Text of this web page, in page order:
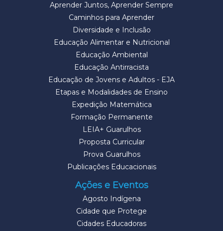
Aprender Juntos, Aprender Sempre
Caminhos para Aprender
Diversidade e Inclusão
Educação Alimentar e Nutricional
Educação Ambiental
Educação Antirracista
Educação de Jovens e Adultos - EJA
Etapas e Modalidades de Ensino
Expedição Matemática
Formação Permanente
LEIA+ Guarulhos
Proposta Curricular
Prova Guarulhos
Publicações Educacionais
Ações e Eventos
Agosto Indígena
Cidade que Protege
Cidades Educadoras